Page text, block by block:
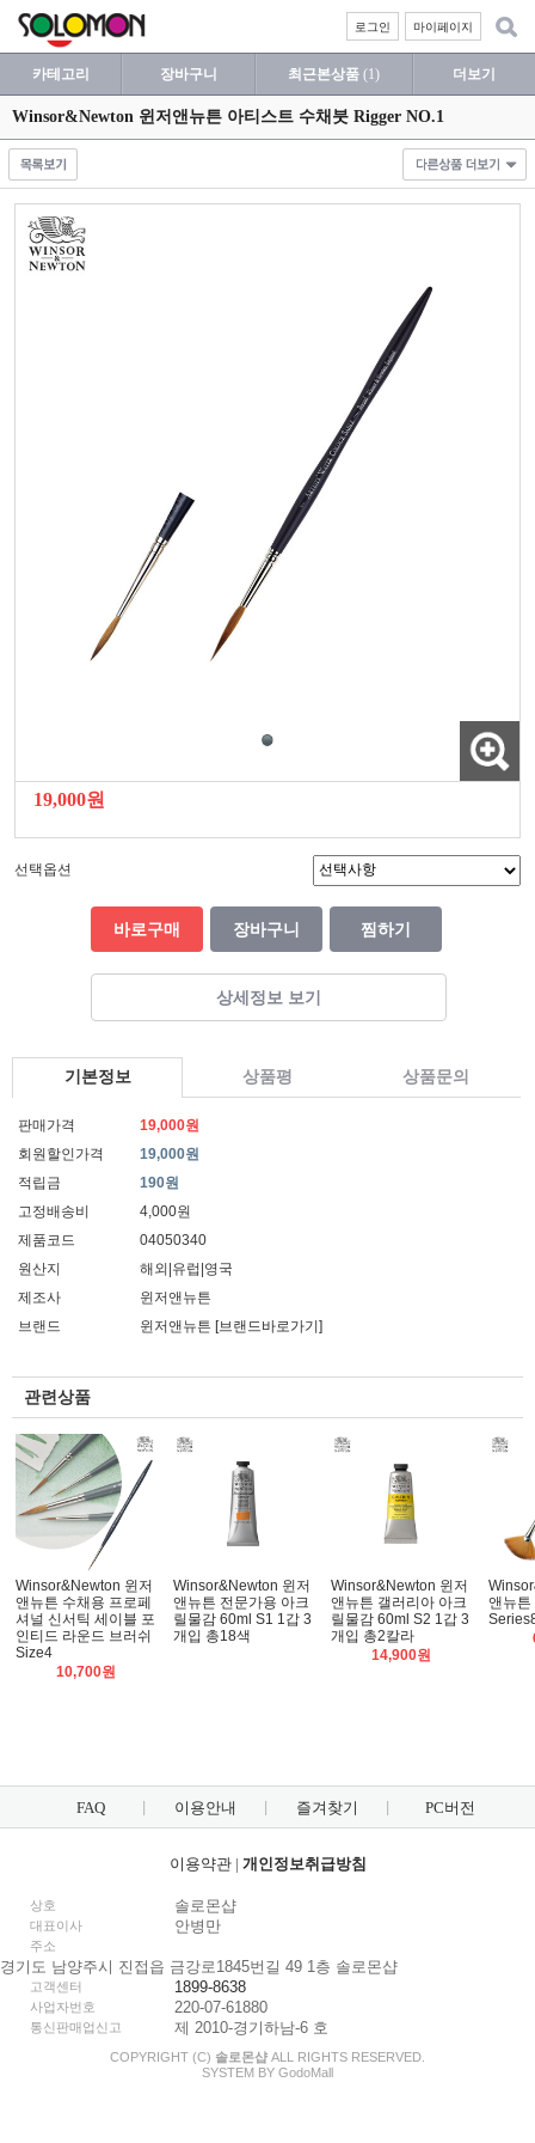
마이페이지
로그인
카테고리 장바구니 최근본상품 (1) 더보기
Winsor&Newton 윈저앤뉴튼 아티스트 수채붓 Rigger NO.1
19,000원
선택옵션
바로구매 장바구니 찜하기
상세정보 보기
기본정보 상품평 상품문의
판매가격
19,000원
회원할인가격
19,000원
적립금
190원
고정배송비
4,000원
제품코드
04050340
원산지
해외|유럽|영국
제조사
윈저앤뉴튼
브랜드
윈저앤뉴튼 [브랜드바로가기]
관련상품
Winsor&Newton 윈저
앤뉴튼 수채용 프로페
셔널 신서틱 세이블 포
인티드 라운드 브러쉬
Size4
10,700원
Winsor&Newton 윈저
앤뉴튼 전문가용 아크
릴물감 60ml S1 1갑 3
개입 총18색
Winsor&Newton 윈저
앤뉴튼 갤러리아 아크
릴물감 60ml S2 1갑 3
개입 총2칼라
14,900원
앤뉴튼
FAQ 이용안내 즐겨찾기 PC버전
이용약관| 개인정보취급방침
상호 솔로몬샵
대표이사 안병만
주소
경기도 남양주시 진접읍 금강로1845번길 49 1층 솔로몬샵
고객센터 1899-8638
사업자번호 220-07-61880
통신판매업신고 제 2010-경기하남-6 호
COPYRIGHT (C) 솔로몬샵 ALL RIGHTS RESERVED.
SYSTEM BY GodoMall